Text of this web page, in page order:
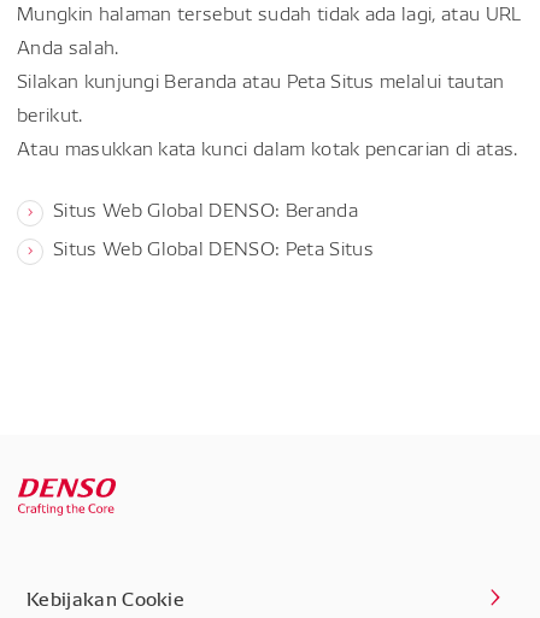
Mungkin halaman tersebut sudah tidak ada lagi, atau URL
Anda salah.
Silakan kunjungi Beranda atau Peta Situs melalui tautan
berikut.
Atau masukkan kata kunci dalam kotak pencarian di atas.
Situs Web Global DENSO: Beranda
Situs Web Global DENSO: Peta Situs
Kebijakan Cookie